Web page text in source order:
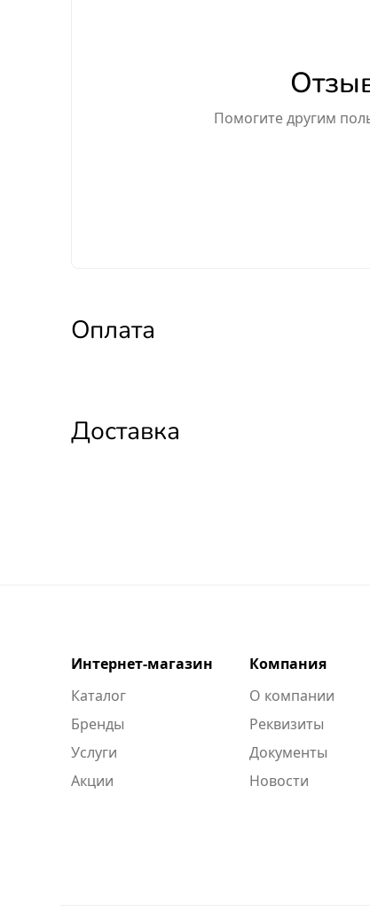
Помогите другим
Оплата
Доставка
Интернет-магазин
Каталог
Бренды
Услуги
Акции
Компания
О компании
Реквизиты
Документы
Новости